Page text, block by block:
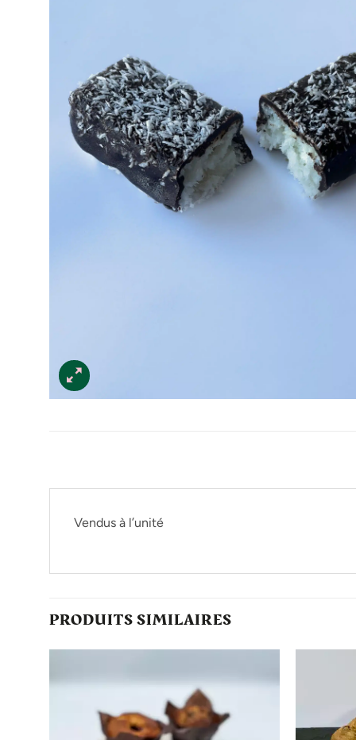
Vendus à l’unité
PRODUITS SIMILAIRES